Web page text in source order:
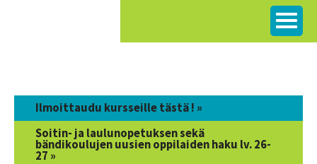
Ilmoittaudu kursseille tästä ! »
Soitin- ja laulunopetuksen sekä
bändikoulujen uusien oppilaiden haku lv. 26-
27 »